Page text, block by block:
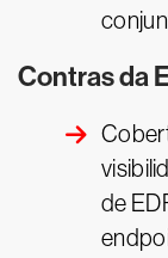
Contras da
de